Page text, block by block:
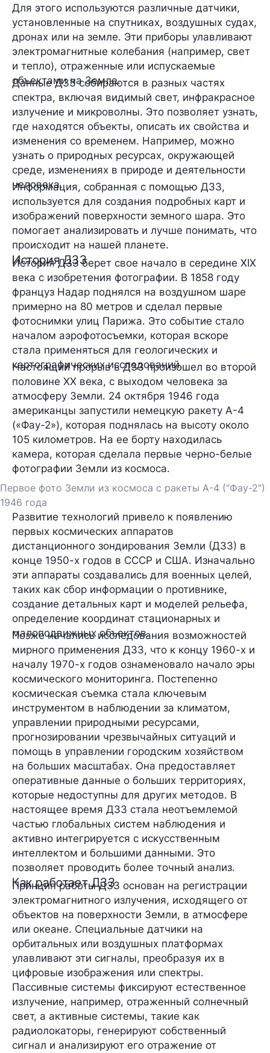
Для этого используются различные датчики,
установленные на спутниках, воздушных судах,
дронах или на земле. Эти приборы улавливают
электромагнитные колебания (например, свет
и тепло), отраженные или испускаемые
объектами на Земле.
Данные ДЗЗ собираются в разных частях
спектра, включая видимый свет, инфракрасное
излучение и микроволны. Это позволяет узнать,
где находятся объекты, описать их свойства и
изменения со временем. Например, можно
узнать о природных ресурсах, окружающей
среде, изменениях в природе и деятельности
человека.
Информация, собранная с помощью ДЗЗ,
используется для создания подробных карт и
изображений поверхности земного шара. Это
помогает анализировать и лучше понимать, что
происходит на нашей планете.
История ДЗЗ
История ДЗЗ берет свое начало в середине XIX
века с изобретения фотографии. В 1858 году
француз Надар поднялся на воздушном шаре
примерно на 80 метров и сделал первые
фотоснимки улиц Парижа. Это событие стало
началом аэрофотосъемки, которая вскоре
стала применяться для геологических и
картографических исследований.
Настоящий прорыв в ДЗЗ произошел во второй
половине XX века, с выходом человека за
атмосферу Земли. 24 октября 1946 года
американцы запустили немецкую ракету А-4
(«Фау-2»), которая поднялась на высоту около
105 километров. На ее борту находилась
камера, которая сделала первые черно-белые
фотографии Земли из космоса.
Первое фото Земли из космоса с ракеты А-4 ("Фау-2")
1946 года
Развитие технологий привело к появлению
первых космических аппаратов
дистанционного зондирования Земли (ДЗЗ) в
конце 1950-х годов в СССР и США. Изначально
эти аппараты создавались для военных целей,
таких как сбор информации о противнике,
создание детальных карт и моделей рельефа,
определение координат стационарных и
малоподвижных объектов.
Позже начались исследования возможностей
мирного применения ДЗЗ, что к концу 1960-х и
началу 1970-х годов ознаменовало начало эры
космического мониторинга. Постепенно
космическая съемка стала ключевым
инструментом в наблюдении за климатом,
управлении природными ресурсами,
прогнозировании чрезвычайных ситуаций и
помощь в управлении городским хозяйством
на больших масштабах. Она предоставляет
оперативные данные о больших территориях,
которые недоступны для других методов. В
настоящее время ДЗЗ стала неотъемлемой
частью глобальных систем наблюдения и
активно интегрируется с искусственным
интеллектом и большими данными. Это
позволяет проводить более точный анализ.
Как работает ДЗЗ
Принцип работы ДЗЗ основан на регистрации
электромагнитного излучения, исходящего от
объектов на поверхности Земли, в атмосфере
или океане. Специальные датчики на
орбитальных или воздушных платформах
улавливают эти сигналы, преобразуя их в
цифровые изображения или спектры.
Пассивные системы фиксируют естественное
излучение, например, отраженный солнечный
свет, а активные системы, такие как
радиолокаторы, генерируют собственный
сигнал и анализируют его отражение от